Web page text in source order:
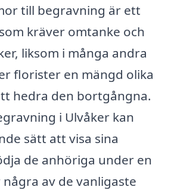
till begravning är ett
kräver omtanke och
liksom i många andra
florister en mängd olika
hedra den bortgångna.
i Ulvåker kan
sätt att visa sina
de anhöriga under en
av de vanligaste